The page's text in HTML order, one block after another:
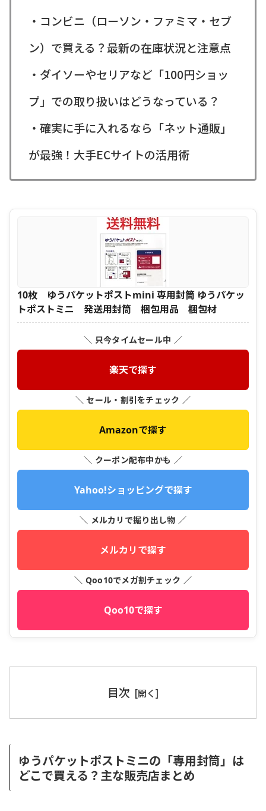
・コンビニ（ローソン・ファミマ・セブ
ン）で買える？最新の在庫状況と注意点
・ダイソーやセリアなど「100円ショッ
プ」での取り扱いはどうなっている？
・確実に手に入れるなら「ネット通販」
が最強！大手ECサイトの活用術
10枚 ゆうパケットポストmini 専用封筒 ゆうパケッ
トポストミニ 発送用封筒 梱包用品 梱包材
＼ 只今タイムセール中 ／
楽天で探す
＼ セール・割引をチェック ／
Amazonで探す
＼ クーポン配布中かも ／
Yahoo!ショッピングで探す
＼ メルカリで掘り出し物 ／
メルカリで探す
＼ Qoo10でメガ割チェック ／
Qoo10で探す
目次
ゆうパケットポストミニの「専用封筒」は
どこで買える？主な販売店まとめ